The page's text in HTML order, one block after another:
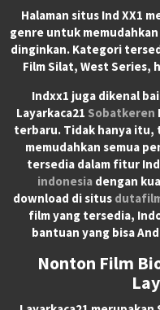
Halaman situs Ind XX1
genre untuk
dinginkan. Kategori
Film Silat, West Series,
Indxx1 juga dikenal
Layarkaca21 Sobatkeren
terbaru. Tidak hanya itu,
memudahkan semua
tersedia dalam fitur
indonesiadengan
download di situs
film yang tersedia,
bantuan yang bisa
Nonton Film